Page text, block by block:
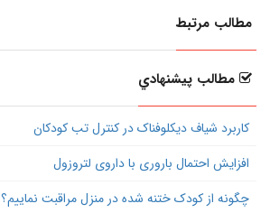
مطالب مرتبط
مطالب پيشنهادي
کاربرد شیاف دیکلوفناک در کنترل تب کودکان
افزایش احتمال باروری با داروی لتروزول
چگونه از کودک ختنه شده در منزل مراقبت نماییم؟